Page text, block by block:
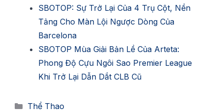
SBOTOP: Sự Trở Lại Của 4 Trụ Cột, Nền
Tảng Cho Màn Lội Ngược Dòng Của
Barcelona
SBOTOP Mùa Giải Bản Lề Của Arteta:
Phong Độ Cựu Ngôi Sao Premier League
Khi Trở Lại Dẫn Dắt CLB Cũ
Danh
Thể Thao